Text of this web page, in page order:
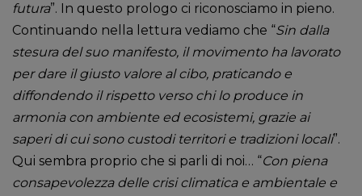
futura”. In questo prologo ci riconosciamo in pieno.
Continuando nella lettura vediamo che “Sin dalla
stesura del suo manifesto, il movimento ha lavorato
per dare il giusto valore al cibo, praticando e
diffondendo il rispetto verso chi lo produce in
armonia con ambiente ed ecosistemi, grazie ai
saperi di cui sono custodi territori e tradizioni locali”.
Qui sembra proprio che si parli di noi… “Con piena
consapevolezza delle crisi climatica e ambientale e